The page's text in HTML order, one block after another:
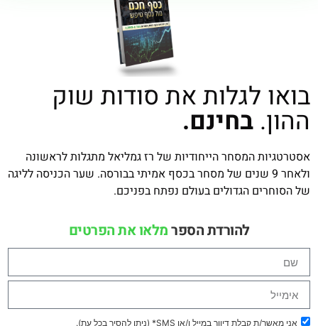
בואו לגלות את סודות שוק
ההון. בחינם.
אסטרטגיות המסחר הייחודיות של רז גמליאל מתגלות לראשונה
ולאחר 9 שנים של מסחר בכסף אמיתי בבורסה. שער הכניסה לליגה
של הסוחרים הגדולים בעולם נפתח בפניכם.
להורדת הספרמלאו את הפרטים
אני מאשר/ת קבלת דיוור במייל ו/או SMS* (ניתן להסיר בכל עת).